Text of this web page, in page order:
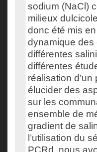
sodium (NaCl)
milieux
donc été mis
dynamique
différentes
différentes
réalisation
élucider des
sur les
ensemble de
gradient de
l’utilisation du
PCRd, nous